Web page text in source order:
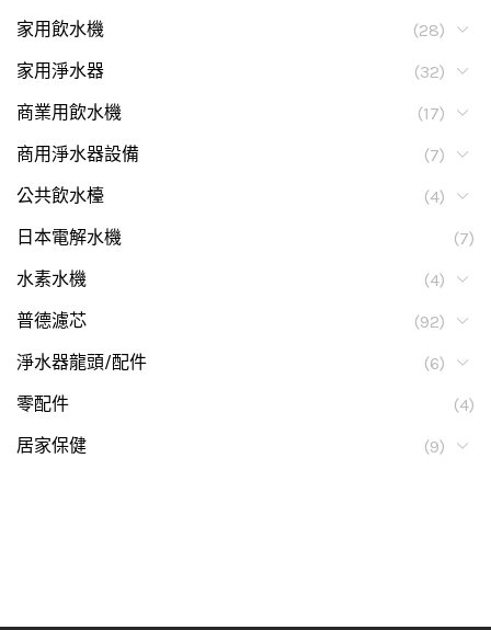
家用飲水機
(28)
家用淨水器
(32)
商業用飲水機
(17)
商用淨水器設備
(7)
公共飲水檯
(4)
日本電解水機
(7)
水素水機
(4)
普德濾芯
(92)
淨水器龍頭/配件
(6)
零配件
(4)
居家保健
(9)